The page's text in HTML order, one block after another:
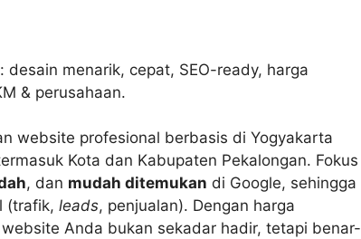
menarik, cepat, SEO-ready, harga
& perusahaan.
website profesional berbasis di Yogyakarta
Kota dan Kabupaten Pekalongan. Fokus
, dan mudah ditemukan di Google, sehingga
(trafik, leads, penjualan). Dengan harga
Anda bukan sekadar hadir, tetapi benar-